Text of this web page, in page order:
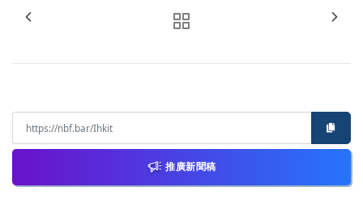
推廣新聞稿